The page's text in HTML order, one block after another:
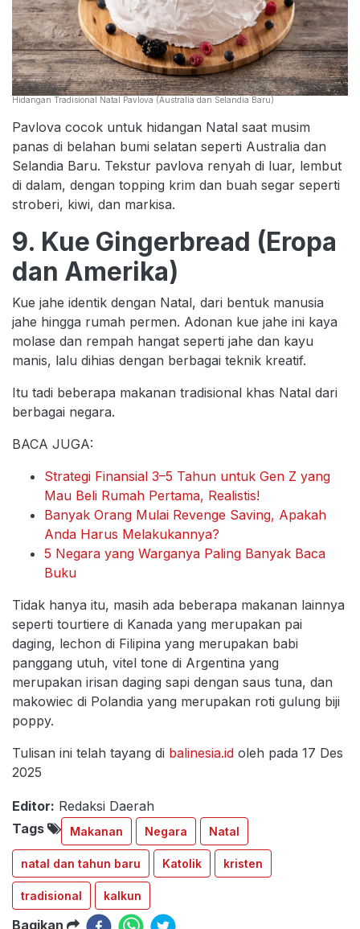
Hidangan Tradisional Natal Pavlova (Australia dan Selandia Baru)
Pavlova cocok untuk hidangan Natal saat musim
panas di belahan bumi selatan seperti Australia dan
Selandia Baru. Tekstur pavlova renyah di luar, lembut
di dalam, dengan topping krim dan buah segar seperti
stroberi, kiwi, dan markisa.
9. Kue Gingerbread (Eropa
dan Amerika)
Kue jahe identik dengan Natal, dari bentuk manusia
jahe hingga rumah permen. Adonan kue jahe ini kaya
molase dan rempah hangat seperti jahe dan kayu
manis, lalu dihias dengan berbagai teknik kreatif.
Itu tadi beberapa makanan tradisional khas Natal dari
berbagai negara.
BACA JUGA:
Strategi Finansial 3–5 Tahun untuk Gen Z yang
Mau Beli Rumah Pertama, Realistis!
Banyak Orang Mulai Revenge Saving, Apakah
Anda Harus Melakukannya?
5 Negara yang Warganya Paling Banyak Baca
Buku
Tidak hanya itu, masih ada beberapa makanan lainnya
seperti tourtiere di Kanada yang merupakan pai
daging, lechon di Filipina yang merupakan babi
panggang utuh, vitel tone di Argentina yang
merupakan irisan daging sapi dengan saus tuna, dan
makowiec di Polandia yang merupakan roti gulung biji
poppy.
Tulisan ini telah tayang di balinesia.id oleh pada 17 Des
2025
Editor: Redaksi Daerah
Tags
Makanan Negara Natal
natal dan tahun baru Katolik kristen
tradisional kalkun
Bagikan